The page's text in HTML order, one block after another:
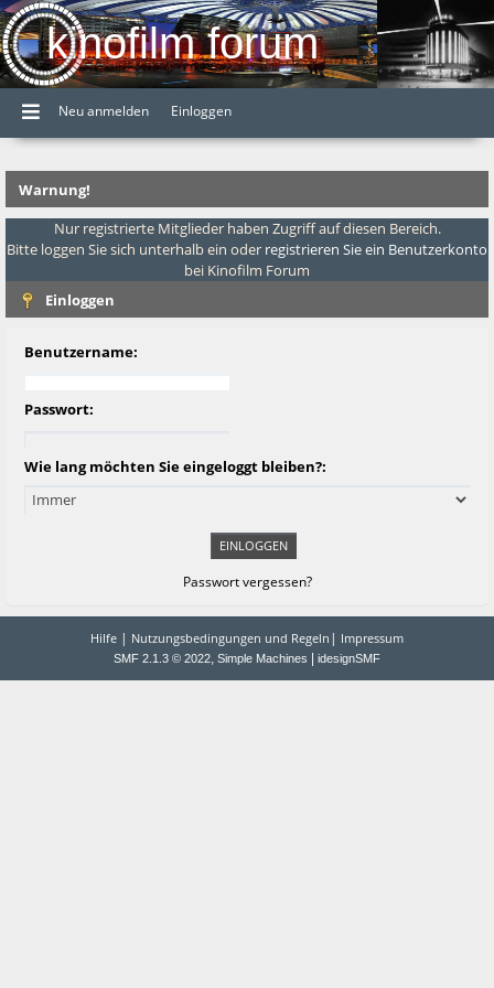
kinofilm forum
Neu anmelden Einloggen
Warnung!
Nur registrierte Mitglieder haben Zugriff auf diesen Bereich.
Bitte loggen Sie sich unterhalb ein oder registrieren Sie ein Benutzerkonto
bei Kinofilm Forum
Einloggen
Benutzername:
Passwort:
Wie lang möchten Sie eingeloggt bleiben?:
Passwort vergessen?
Hilfe | Nutzungsbedingungen und Regeln | Impressum
SMF 2.1.3 © 2022 Simple Machines | idesignSMF